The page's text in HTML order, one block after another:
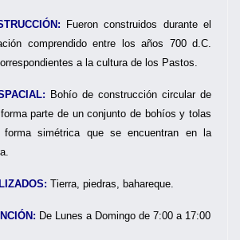
Fueron construidos durante el
comprendido entre los años 700 d.C.
a la cultura de los Pastos.
Bohío de construcción circular de
parte de un conjunto de bohíos y tolas
forma simétrica que se encuentran en la
Tierra, piedras, bahareque.
De Lunes a Domingo de 7:00 a 17:00